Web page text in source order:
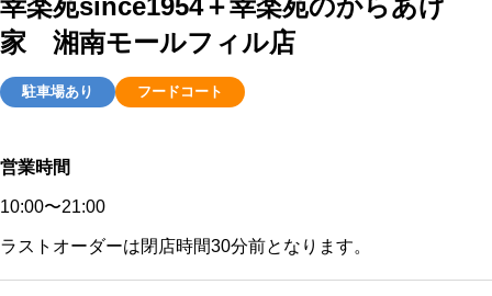
幸楽苑since1954＋幸楽苑のからあげ
家 湘南モールフィル店
駐車場あり フードコート
営業時間
10:00〜21:00
ラストオーダーは閉店時間30分前となります。